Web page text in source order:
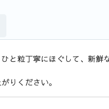
と粒丁寧にほぐして、新鮮
りください。